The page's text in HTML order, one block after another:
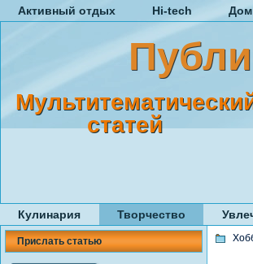
Активный отдых Hi-tech
статей
Кулинария Творчество
Прислать статью